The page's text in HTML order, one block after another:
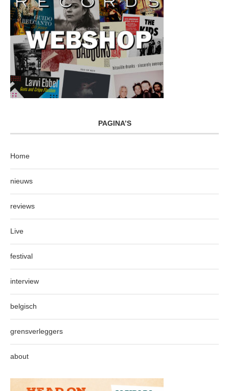
PAGINA’S
Home
nieuws
reviews
Live
festival
interview
belgisch
grensverleggers
about